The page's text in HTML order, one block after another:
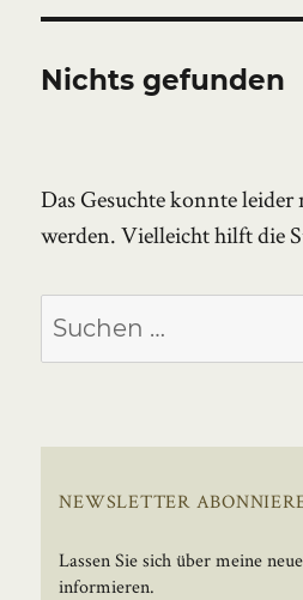
Nichts gefunden
Das Gesuchte konnte
werden. Vielleicht hilft die
Suchen
nach:
NEWSLETTER
Lassen Sie sich über meine
informieren.